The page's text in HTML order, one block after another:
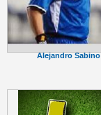
Alejandro Sabino